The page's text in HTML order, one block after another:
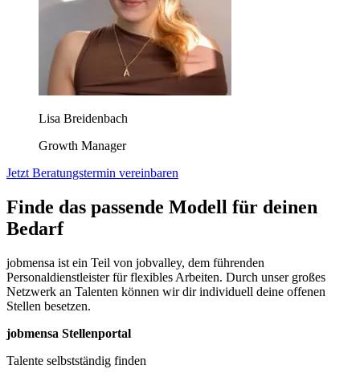
Lisa Breidenbach
Growth Manager
Jetzt Beratungstermin vereinbaren
Finde das passende Modell für deinen
Bedarf
jobmensa ist ein Teil von jobvalley, dem führenden
Personaldienstleister für flexibles Arbeiten. Durch unser großes
Netzwerk an Talenten können wir dir individuell deine offenen
Stellen besetzen.
jobmensa Stellenportal
Talente selbstständig finden